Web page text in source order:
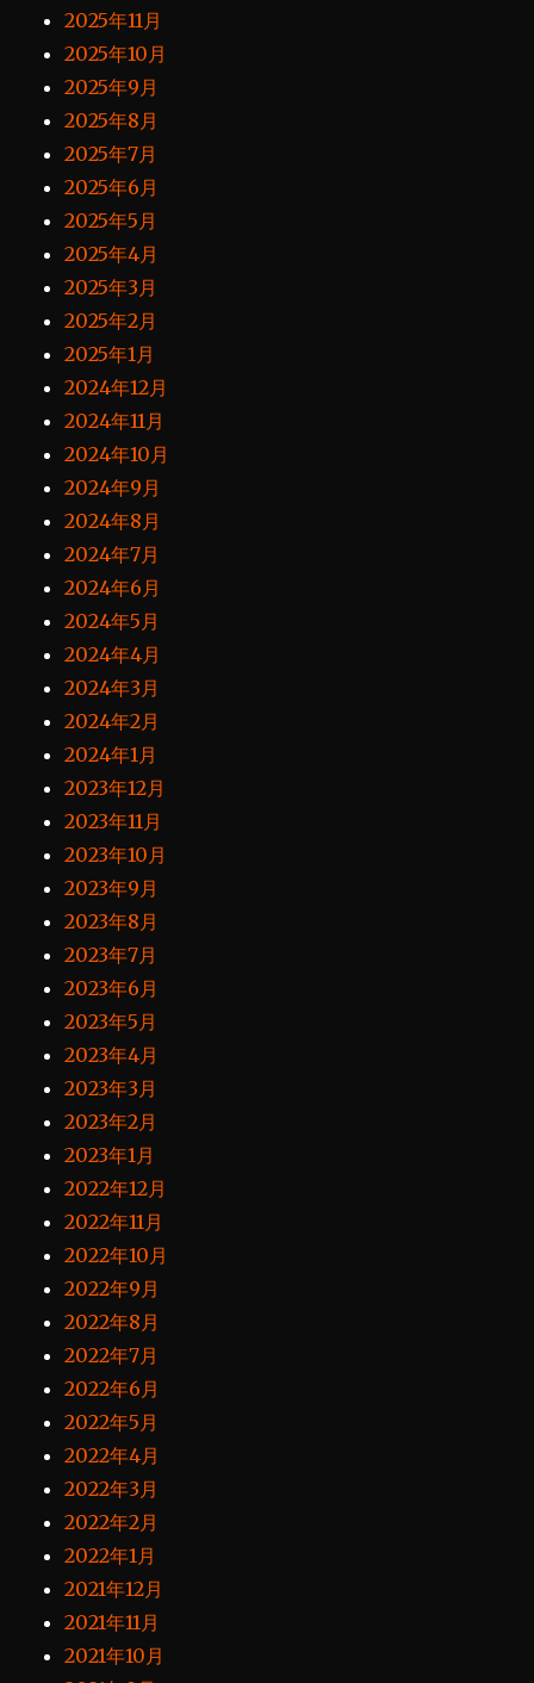
2025年11月
2025年10月
2025年9月
2025年8月
2025年7月
2025年6月
2025年5月
2025年4月
2025年3月
2025年2月
2025年1月
2024年12月
2024年11月
2024年10月
2024年9月
2024年8月
2024年7月
2024年6月
2024年5月
2024年4月
2024年3月
2024年2月
2024年1月
2023年12月
2023年11月
2023年10月
2023年9月
2023年8月
2023年7月
2023年6月
2023年5月
2023年4月
2023年3月
2023年2月
2023年1月
2022年12月
2022年11月
2022年10月
2022年9月
2022年8月
2022年7月
2022年6月
2022年5月
2022年4月
2022年3月
2022年2月
2022年1月
2021年12月
2021年11月
2021年10月